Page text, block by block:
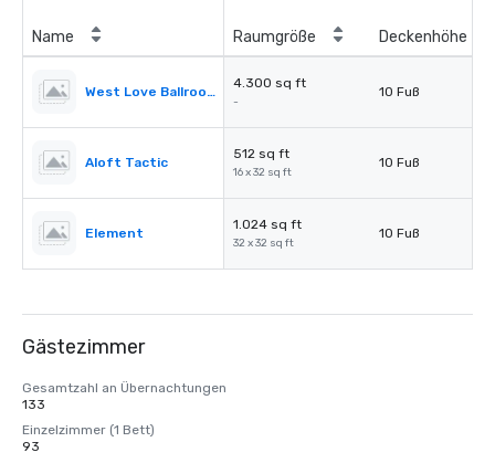
Name Raumgröße Deckenhöhe
West Love Ballroom
4.300 sq ft
-
10 Fuß
Aloft Tactic
512 sq ft
16 x 32 sq ft
10 Fuß
Element
1.024 sq ft
32 x 32 sq ft
10 Fuß
Gästezimmer
Gesamtzahl an Übernachtungen
133
Einzelzimmer (1 Bett)
93